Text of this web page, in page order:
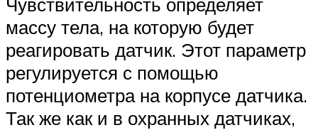
массу тела, на которую будет
реагировать датчик. Этот параметр
регулируется с помощью
потенциометра на корпусе датчика.
Так же как и в охранных датчиках,